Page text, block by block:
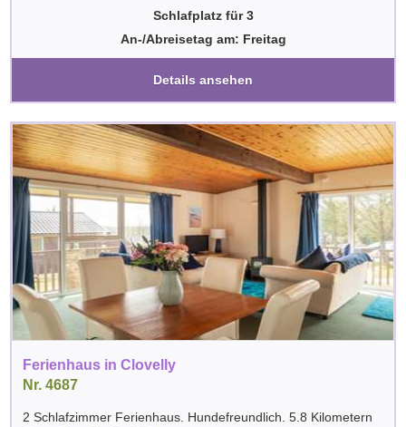
Schlafplatz für 3
An-/Abreisetag am: Freitag
Details ansehen
Ferienhaus in Clovelly
Nr. 4687
2 Schlafzimmer Ferienhaus. Hundefreundlich. 5.8 Kilometern